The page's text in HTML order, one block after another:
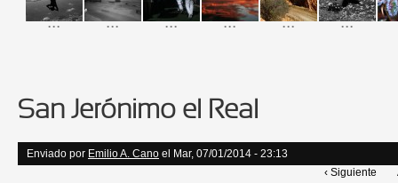
... ... ... ... ... ...
San Jerónimo el Real
Enviado por Emilio A. Cano el Mar, 07/01/2014 - 23:13
‹ Siguiente